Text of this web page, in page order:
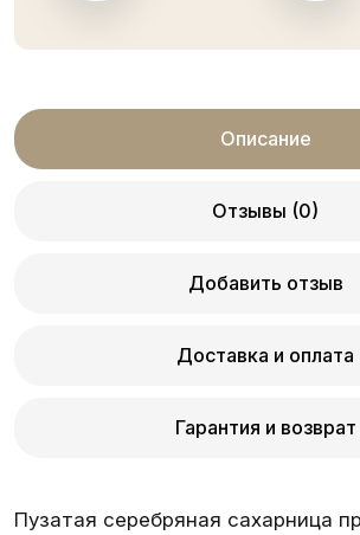
Описание
Отзывы (0)
Добавить отзыв
Доставка и оплата
Гарантия и возврат
Пузатая серебряная сахарница